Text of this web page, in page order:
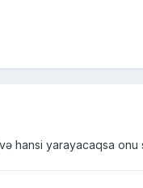
hansi yarayacaqsa onu